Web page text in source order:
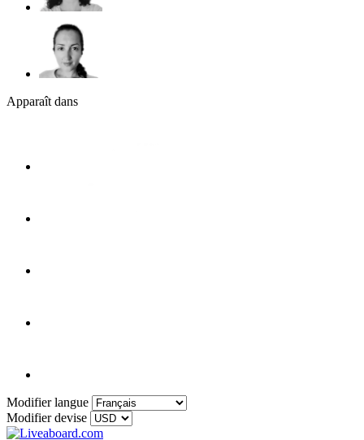
Apparaît dans
Modifier langue
Modifier devise